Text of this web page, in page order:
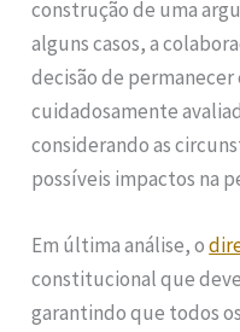
construção de uma
alguns casos, a
decisão de
cuidadosamente
considerando as
possíveis impactos na
Em última análise, o
constitucional que
garantindo que todos